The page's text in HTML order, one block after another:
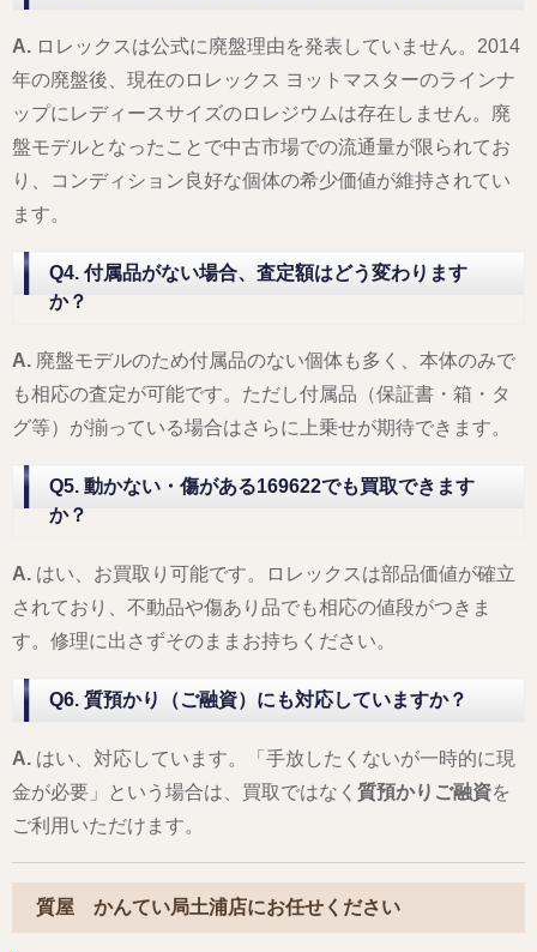
A. ロレックスは公式に廃盤理由を発表していません。2014
年の廃盤後、現在のロレックス ヨットマスターのラインナ
ップにレディースサイズのロレジウムは存在しません。廃
盤モデルとなったことで中古市場での流通量が限られてお
り、コンディション良好な個体の希少価値が維持されてい
ます。
Q4. 付属品がない場合、査定額はどう変わります
か？
A. 廃盤モデルのため付属品のない個体も多く、本体のみで
も相応の査定が可能です。ただし付属品（保証書・箱・タ
グ等）が揃っている場合はさらに上乗せが期待できます。
Q5. 動かない・傷がある169622でも買取できます
か？
A. はい、お買取り可能です。ロレックスは部品価値が確立
されており、不動品や傷あり品でも相応の値段がつきま
す。修理に出さずそのままお持ちください。
Q6. 質預かり（ご融資）にも対応していますか？
A. はい、対応しています。「手放したくないが一時的に現
金が必要」という場合は、買取ではなく 質預かりご融資を
ご利用いただけます。
質屋 かんてい局土浦店にお任せください